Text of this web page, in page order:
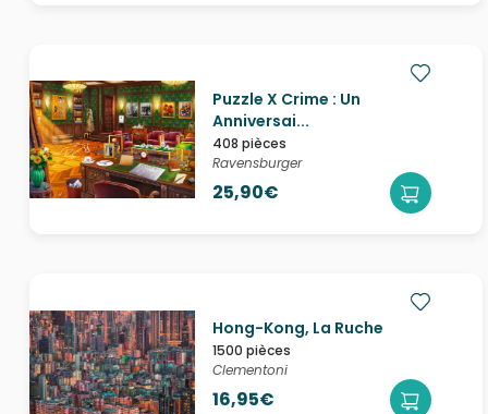
Puzzle X Crime : Un
Anniversai...
408 pièces
Ravensburger
25,90€
Hong-Kong, La Ruche
1500 pièces
Clementoni
16,95€